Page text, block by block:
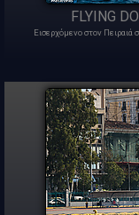
FLYING
Εισερχόμενο στον